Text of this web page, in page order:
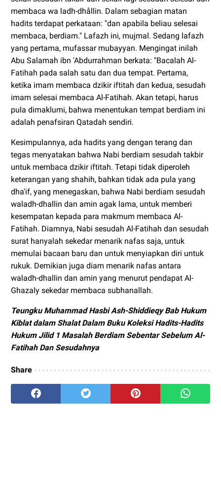
membaca wa ladh-dhållin. Dalam sebagian matan
hadits terdapat perkataan: "dan apabila beliau selesai
membaca, berdiam." Lafazh ini, mujmal. Sedang lafazh
yang pertama, mufassar mubayyan. Mengingat inilah
Abu Salamah ibn 'Abdurrahman berkata: "Bacalah Al-
Fatihah pada salah satu dan dua tempat. Pertama,
ketika imam membaca dzikir iftitah dan kedua, sesudah
imam selesai membaca Al-Fatihah. Akan tetapi, harus
pula dimaklumi, bahwa menentukan tempat berdiam ini
adalah penafsiran Qatadah sendiri.
Kesimpulannya, ada hadits yang dengan terang dan
tegas menyatakan bahwa Nabi berdiam sesudah takbir
untuk membaca dzikir iftitah. Tetapi tidak diperoleh
keterangan yang shahih, bahkan tidak ada pula yang
dha'if, yang menegaskan, bahwa Nabi berdiam sesudah
waladh-dhallin dan amin agak lama, untuk memberi
kesempatan kepada para makmum membaca Al-
Fatihah. Diamnya, Nabi sesudah Al-Fatihah dan sesudah
surat hanyalah sekedar menarik nafas saja, untuk
memulai bacaan baru dan untuk menyiapkan diri untuk
rukuk. Demikian juga diam menarik nafas antara
waladh-dhallin dan amin yang menurut pendapat Al-
Ghazaly sekedar membaca subhanallah.
Teungku Muhammad Hasbi Ash-Shiddieqy Bab Hukum
Kiblat dalam Shalat Dalam Buku Koleksi Hadits-Hadits
Hukum Jilid 1 Masalah Berdiam Sebentar Sebelum Al-
Fatihah Dan Sesudahnya
Share